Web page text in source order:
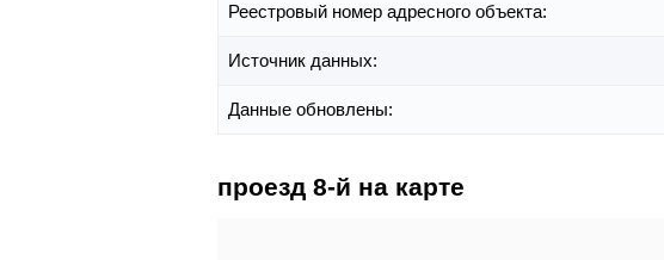
Реестровый номер адресного объекта:
Источник данных:
Данные обновлены:
проезд 8-й на карте